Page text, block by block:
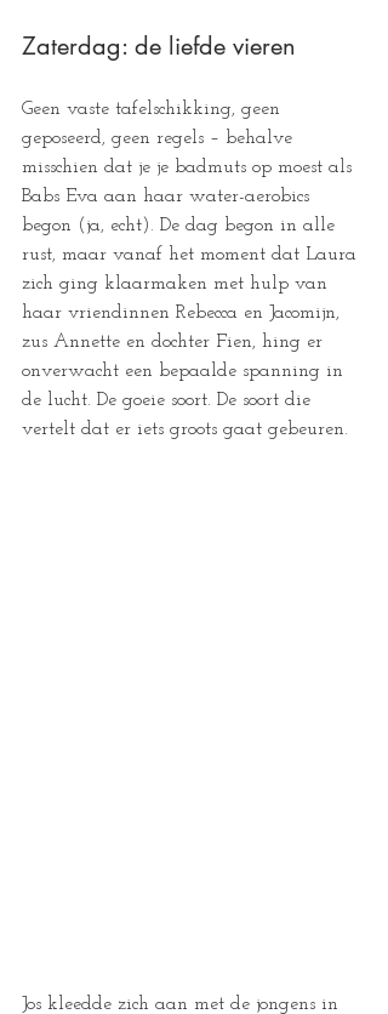
Zaterdag: de liefde vieren
Geen vaste tafelschikking, geen
geposeerd, geen regels – behalve
misschien dat je je badmuts op moest als
Babs Eva aan haar water-aerobics
begon (ja, echt). De dag begon in alle
rust, maar vanaf het moment dat Laura
zich ging klaarmaken met hulp van
haar vriendinnen Rebecca en Jacomijn,
zus Annette en dochter Fien, hing er
onverwacht een bepaalde spanning in
de lucht. De goeie soort. De soort die
vertelt dat er iets groots gaat gebeuren.
Jos kleedde zich aan met de jongens in